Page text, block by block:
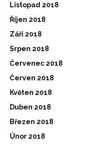
Listopad 2018
Říjen 2018
Září 2018
Srpen 2018
Červenec 2018
Červen 2018
Květen 2018
Duben 2018
Březen 2018
Únor 2018